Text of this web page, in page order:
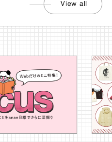
View all